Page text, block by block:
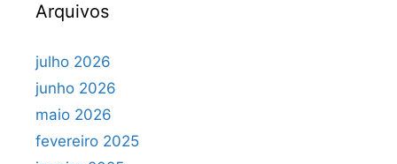
Arquivos
julho 2026
junho 2026
maio 2026
fevereiro 2025